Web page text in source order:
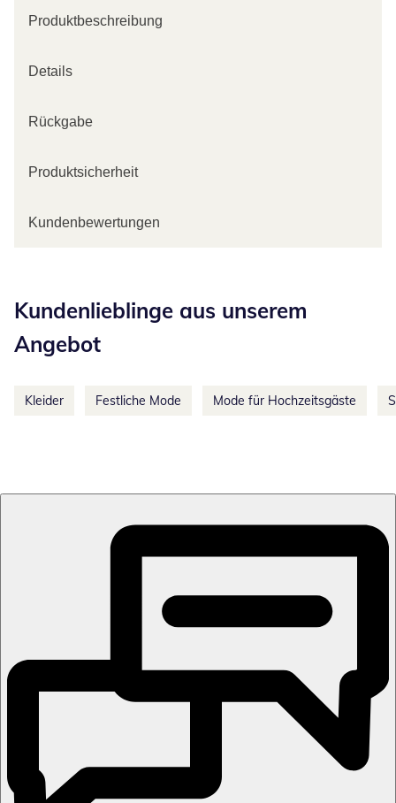
Produktbeschreibung
Details
Rückgabe
Produktsicherheit
Kundenbewertungen
Kundenlieblinge aus unserem
Angebot
Kleider Festliche Mode Mode für Hochzeitsgäste